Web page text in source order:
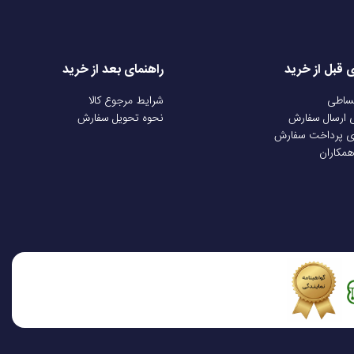
قبل از خرید
ارسال سفارش
پرداخت سفارش
راهنمای بعد از خرید
شرایط مرجوع کالا
نحوه تحویل سفارش